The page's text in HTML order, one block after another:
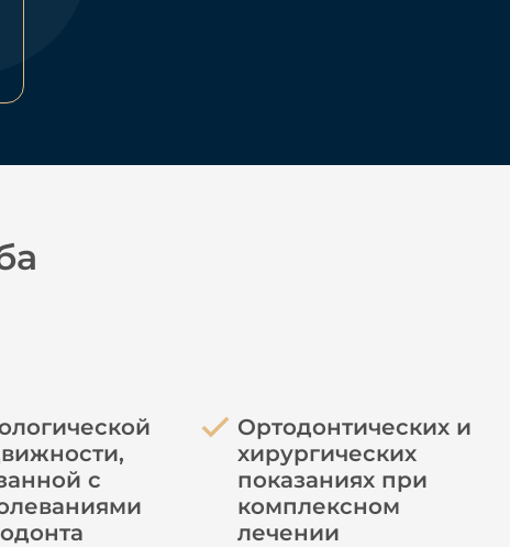
с
Ортодонтических и
хирургических
показаниях при
комплексном
лечении